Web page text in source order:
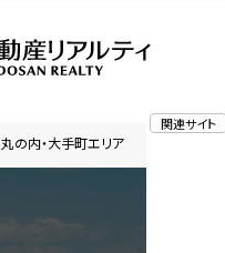
関連サイト
丸の内・大手町エリア